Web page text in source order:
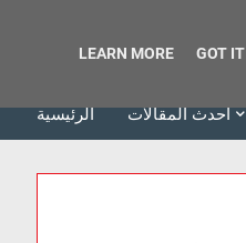
وكالة الحدث للآراء
الرئيسية أحدث المقالات
LEARN MORE GOT IT